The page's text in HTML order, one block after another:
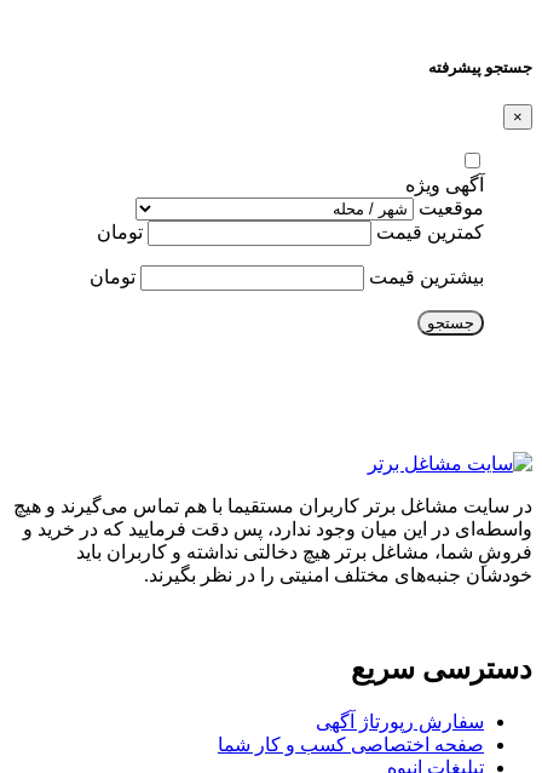
جستجو پیشرفته
×
آگهی ویژه
موقعیت
کمترین قیمت
تومان
بیشترین قیمت تومان
جستجو
در سایت مشاغل برتر کاربران مستقیما با هم تماس می‌گیرند و هیچ
واسطه‌ای در این میان وجود ندارد، پس دقت فرمایید که در خرید و
فروشِ شما، مشاغل برتر هیچ دخالتی نداشته و کاربران باید
خودشان جنبه‌های مختلف امنیتی را در نظر بگیرند.
دسترسی سریع
سفارش رپورتاژ آگهی
صفحه اختصاصی کسب و کار شما
تبلیغات انبوه